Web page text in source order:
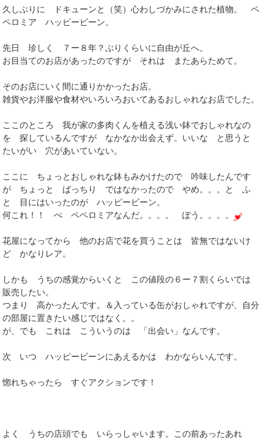
久しぶりに ドキューンと（笑）心わしづかみにされた植物。 ペ
ペロミア ハッピービーン。
先日 珍しく ７ー８年？ぶりくらいに自由が丘へ。
お目当てのお店があったのですが それは またあらためて。
そのお店にいく間に通りかかったお店。
雑貨やお洋服や食材やいろいろおいてあるおしゃれなお店でした。
ここのところ 我が家の多肉くんを植える浅い鉢でおしゃれなの
を 探しているんですが なかなか出会えず。いいな と思うと
たいがい 穴があいていない。
ここに ちょっとおしゃれな鉢もみかけたので 吟味したんです
が ちょっと ばっちり ではなかったので やめ。。。と ふ
と 目にはいったのが ハッピービーン。
何これ！！ ぺ ペペロミアなんだ。。。。 ぽう。。。。
花屋になってから 他のお店で花を買うことは 皆無ではないけ
ど かなりレア。
しかも うちの感覚からいくと この値段の６ー７割くらいでは
販売したい。
つまり 高かったんです。＆入っている缶がおしゃれですが、自分
の部屋に置きたい感じではなく。。
が、でも これは こういうのは 「出会い」なんです。
次 いつ ハッピービーンにあえるかは わかならいんです。
惚れちゃったら すぐアクションです！
よく うちの店頭でも いらっしゃいます。この前あったあれ